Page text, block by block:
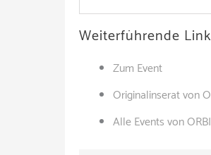
Weiterführende
Zum Event
Originalinserat von
Alle Events von